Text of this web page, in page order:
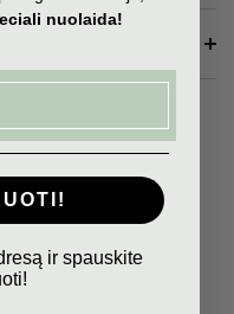
produktai
nuolaida!
ir spauskite